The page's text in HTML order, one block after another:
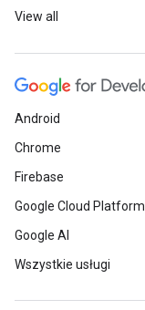
View all
Android
Chrome
Firebase
Google Cloud Platform
Google AI
Wszystkie usługi